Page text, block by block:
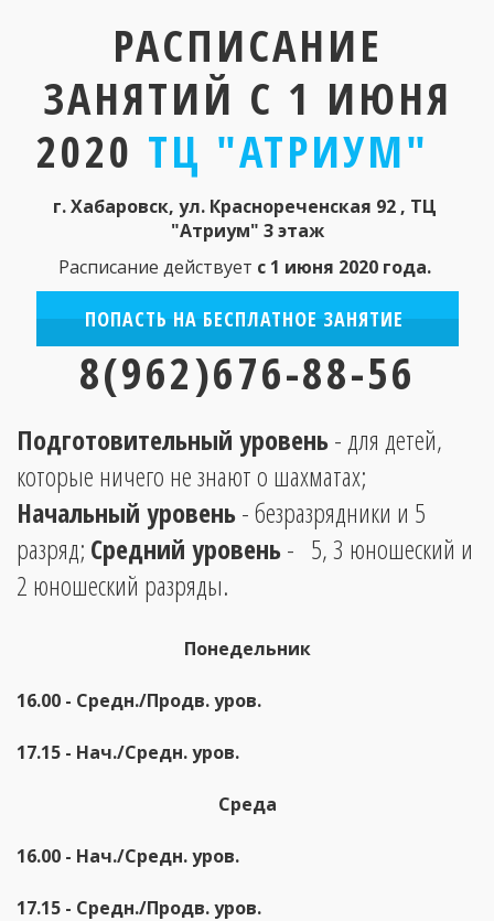
РАСПИСАНИЕ
ЗАНЯТИЙ С 1 ИЮНЯ
2020 ТЦ "АТРИУМ"
г. Хабаровск, ул. Краснореченская 92 , ТЦ
"Атриум" 3 этаж
Расписание действует с 1 июня 2020 года.
ПОПАСТЬ НА БЕСПЛАТНОЕ ЗАНЯТИЕ
8(962)676-88-56
Подготовительный уровень - для детей,
Начальный уровень - безразрядники и 5
разряд; Средний уровень -   5, 3 юношеский и
2 юношеский разряды.
Понедельник
16.00 - Средн./Продв. уров.
17.15 - Нач./Cредн. уров.
Среда
16.00 - Нач./Cредн. уров.
17.15 - Средн./Продв. уров.